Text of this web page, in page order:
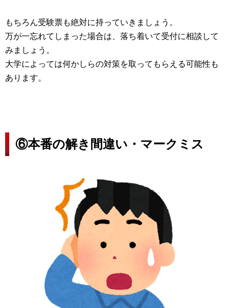
もちろん受験票も絶対に持っていきましょう。
万が一忘れてしまった場合は、落ち着いて受付に相談して
みましょう。
大学によっては何かしらの対策を取ってもらえる可能性も
あります。
⑥本番の解き間違い・マークミス